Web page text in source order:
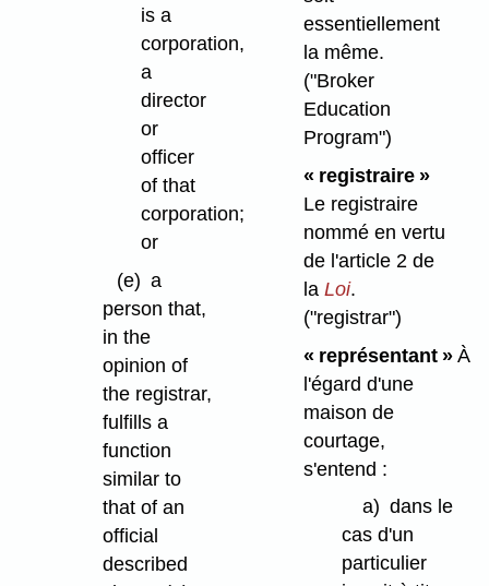
is a
corporation,
a
director
or
officer
of that
corporation;
or
(e) a
person that,
in the
opinion of
the registrar,
fulfills a
function
similar to
that of an
official
described
essentiellement
la même.
("Broker
Education
Program")
« registraire »
Le registraire
nommé en vertu
de l'article 2 de
la Loi.
("registrar")
« représentant »À
l'égard d'une
maison de
courtage,
s'entend :
a) dans le
cas d'un
particulier